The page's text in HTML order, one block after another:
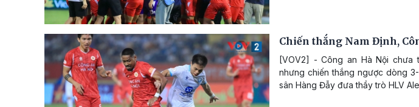
Chiến thắng Nam Định,
[VOV2] - Công an Hà Nội chưa
nhưng chiến thắng ngược dòng
sân Hàng Đẫy đưa thầy trò HLV